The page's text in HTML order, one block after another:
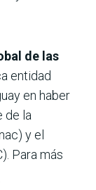
de las
entidad
en haber
de la
y el
Para más